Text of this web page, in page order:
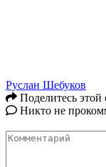
Руслан Шебуков
Поделитесь этой
Никто не